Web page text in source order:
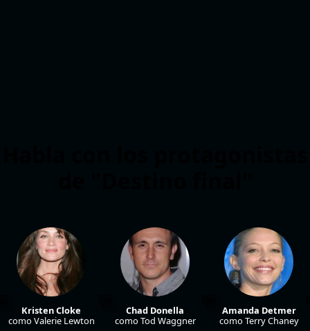
Kristen Cloke
como Valerie Lewton
Chad Donella
como Tod Waggner
Amanda Detmer
como Terry Chaney